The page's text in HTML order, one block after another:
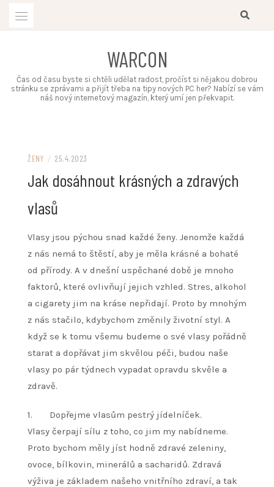
WARCON
Čas od času byste si chtěli udělat radost, pročíst si nějakou dobrou
stránku se zprávami a přijít třeba na tipy nových PC her? Nabízí se vám
náš nový internetový magazín, který umí jen překvapit.
ŽENY / 25.4.2023
Jak dosáhnout krásných a zdravých
vlasů
Vlasy jsou pýchou snad každé ženy. Jenomže každá
z nás nemá to štěstí, aby je měla krásné a bohaté
od přírody. A v dnešní uspěchané době je mnoho
faktorů, které ovlivňují jejich vzhled. Stres, alkohol
a cigarety jim na kráse nepřidají. Proto by mnohým
z nás stačilo, kdybychom změnily životní styl. A
když se k tomu všemu budeme o své vlasy pořádně
starat a dopřávat jim skvělou péči, budou naše
vlasy po pár týdnech vypadat opravdu skvěle a
zdravě.
1. Dopřejme vlasům pestrý jídelníček.
Vlasy čerpají sílu z toho, co jim my nabídneme.
Proto bychom měly jíst hodně zdravé zeleniny,
ovoce, bílkovin, minerálů a sacharidů. Zdravá
výživa je základem našeho vnitřního zdraví, a tak